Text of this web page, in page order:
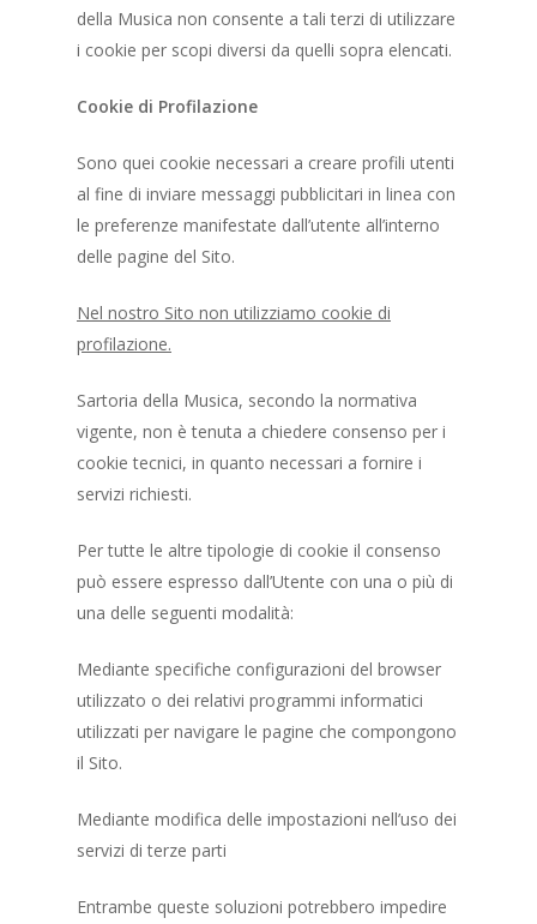
della Musica non consente a tali terzi di utilizzare
i cookie per scopi diversi da quelli sopra elencati.
Cookie di Profilazione
Sono quei cookie necessari a creare profili utenti
al fine di inviare messaggi pubblicitari in linea con
le preferenze manifestate dall’utente all’interno
delle pagine del Sito.
Nel nostro Sito non utilizziamo cookie di
profilazione.
Sartoria della Musica, secondo la normativa
vigente, non è tenuta a chiedere consenso per i
cookie tecnici, in quanto necessari a fornire i
servizi richiesti.
Per tutte le altre tipologie di cookie il consenso
può essere espresso dall’Utente con una o più di
una delle seguenti modalità:
Mediante specifiche configurazioni del browser
utilizzato o dei relativi programmi informatici
utilizzati per navigare le pagine che compongono
il Sito.
Mediante modifica delle impostazioni nell’uso dei
servizi di terze parti
Entrambe queste soluzioni potrebbero impedire